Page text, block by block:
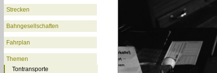
Strecken
Bahngesellschaften
Fahrplan
Themen
Tontransporte